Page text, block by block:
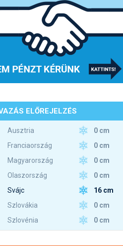
ELŐREJELZÉS
Ausztria
0 cm
Franciaország
0 cm
Magyarország
0 cm
Olaszország
0 cm
Svájc
16 cm
Szlovákia
0 cm
Szlovénia
0 cm